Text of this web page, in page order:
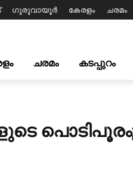
ഗുരുവായൂർ കേരളം ചരമം
ചരമം കടപ്പുറം